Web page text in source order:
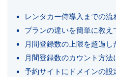
レンタカー侍導入までの
プランの違いを簡単に教え
月間登録数の上限を超過
月間登録数のカウント方
予約サイトにドメインの設